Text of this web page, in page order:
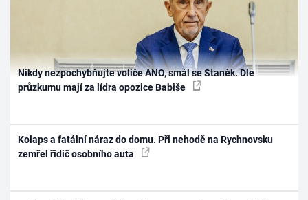
Nikdy nezpochybňujte voliče ANO, smál se Staněk. Dle
průzkumu mají za lídra opozice Babiše
Kolaps a fatální náraz do domu. Při nehodě na Rychnovsku
zemřel řidič osobního auta